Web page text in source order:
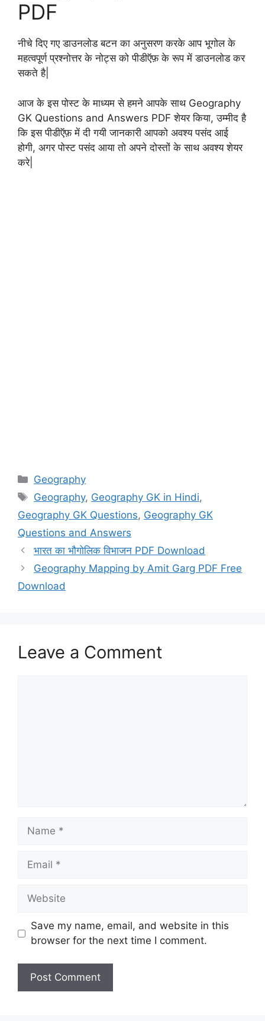
PDF
नीचे दिए गए डाउनलोड बटन का अनुसरण करके आप भूगोल के
महत्वपूर्ण प्रश्नोत्तर के नोट्स को पीडीऍफ़ के रूप में डाउनलोड कर
सकते है|
आज के इस पोस्ट के माध्यम से हमने आपके साथ Geography
GK Questions and Answers PDF शेयर किया, उम्मीद है
कि इस पीडीऍफ़ में दी गयी जानकारी आपको अवश्य पसंद आई
होगी, अगर पोस्ट पसंद आया तो अपने दोस्तों के साथ अवश्य शेयर
करे|
Categories
Geography
Tags
Geography, Geography GK in Hindi,
Geography GK Questions, Geography GK
Questions and Answers
भारत का भौगोलिक विभाजन PDF Download
Geography Mapping by Amit Garg PDF Free
Download
Leave a Comment
Name
Email
Website
Save my name, email, and website in this
browser for the next time I comment.